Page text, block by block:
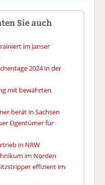
Sie auch
im Janser
2024 in der
mit bewährten
berät in Sachsen
Eigentümer für
in NRW
im Norden
effizient im